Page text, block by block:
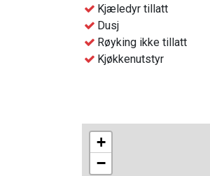
- Gratis parkeringsplass i
- Gratis Wifi
- Avfallshåndtering i
- Sluttvask av hytten
Kjæledyr tillatt
Dusj
Røyking ikke tillatt
Kjøkkenutstyr
+
−